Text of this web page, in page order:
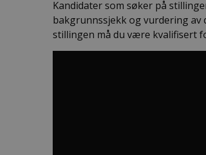
Kandidater som søker på
bakgrunnssjekk og vurdering av
stillingen må du være kvalifisert